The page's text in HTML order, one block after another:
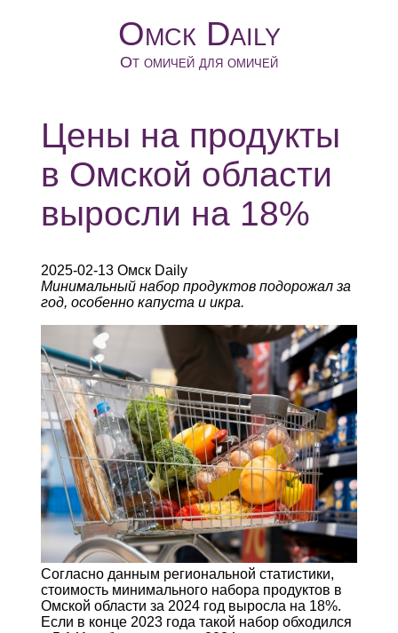
Омск Daily
От омичей для омичей
Цены на продукты
в Омской области
выросли на 18%
2025-02-13 Омск Daily
Минимальный набор продуктов подорожал за
год, особенно капуста и икра.
Согласно данным региональной статистики,
стоимость минимального набора продуктов в
Омской области за 2024 год выросла на 18%.
Если в конце 2023 года такой набор обходился